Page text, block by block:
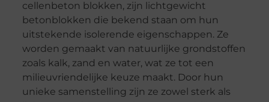
cellenbeton blokken, zijn lichtgewicht
betonblokken die bekend staan om hun
uitstekende isolerende eigenschappen. Ze
worden gemaakt van natuurlijke grondstoffen
zoals kalk, zand en water, wat ze tot een
milieuvriendelijke keuze maakt. Door hun
unieke samenstelling zijn ze zowel sterk als